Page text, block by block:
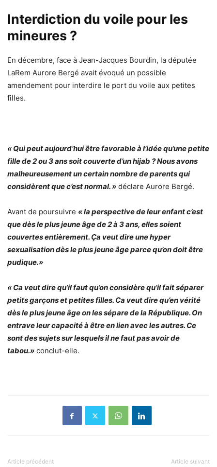
Interdiction du voile pour les
mineures ?
En décembre, face à Jean-Jacques Bourdin, la députée
LaRem Aurore Bergé avait évoqué un possible
amendement pour interdire le port du voile aux petites
filles.
« Qui peut aujourd’hui être favorable à l’idée qu’une petite
fille de 2 ou 3 ans soit couverte d’un hijab ? Nous avons
malheureusement un certain nombre de parents qui
considèrent que c’est normal. » déclare Aurore Bergé.
Avant de poursuivre « la perspective de leur enfant c’est
que dès le plus jeune âge de 2 à 3 ans, elles soient
couvertes entièrement. Ça veut dire une hyper
sexualisation dès le plus jeune âge parce qu’on doit être
pudique.»
« Ca veut dire qu’il faut qu’on considère qu’il fait séparer
petits garçons et petites filles. Ca veut dire qu’en vérité
dès le plus jeune âge on les sépare de la République. On
entrave leur capacité à être en lien avec les autres. Ce
sont des sujets sur lesquels il ne faut pas avoir de
tabou.» conclut-elle.
Article précédent Article suivant